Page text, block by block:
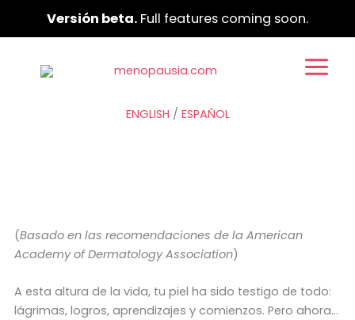
Versión beta. Full features coming soon.
ENGLISH / ESPAÑOL
(Basado en las recomendaciones de la American
Academy of Dermatology Association)
A esta altura de la vida, tu piel ha sido testigo de todo:
lágrimas, logros, aprendizajes y comienzos. Pero ahora…